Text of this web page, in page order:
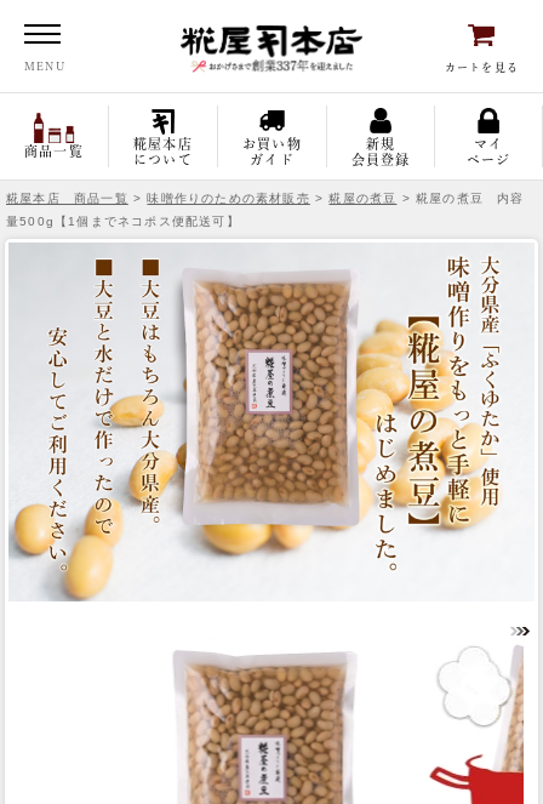
MENU カートを見る
商品一覧
糀屋本店
について
お買い物
ガイド
新規
会員登録
マイ
ページ
糀屋本店 商品一覧 >味噌作りのための素材販売 >糀屋の煮豆
> 糀屋の煮豆 内容
量500g【1個までネコポス便配送可】